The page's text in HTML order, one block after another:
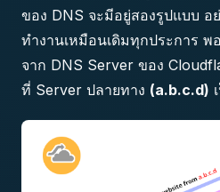
ของ DNS จะมีอยู่สองรูปแบบ
ทำงานเหมือนเดิมทุกประการ พ
จาก DNS Server ของ
ที่ Server ปลายทาง (a.b.c.d)